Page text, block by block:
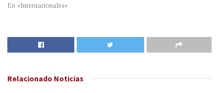
En «Internacionales»
Relacionado Noticias